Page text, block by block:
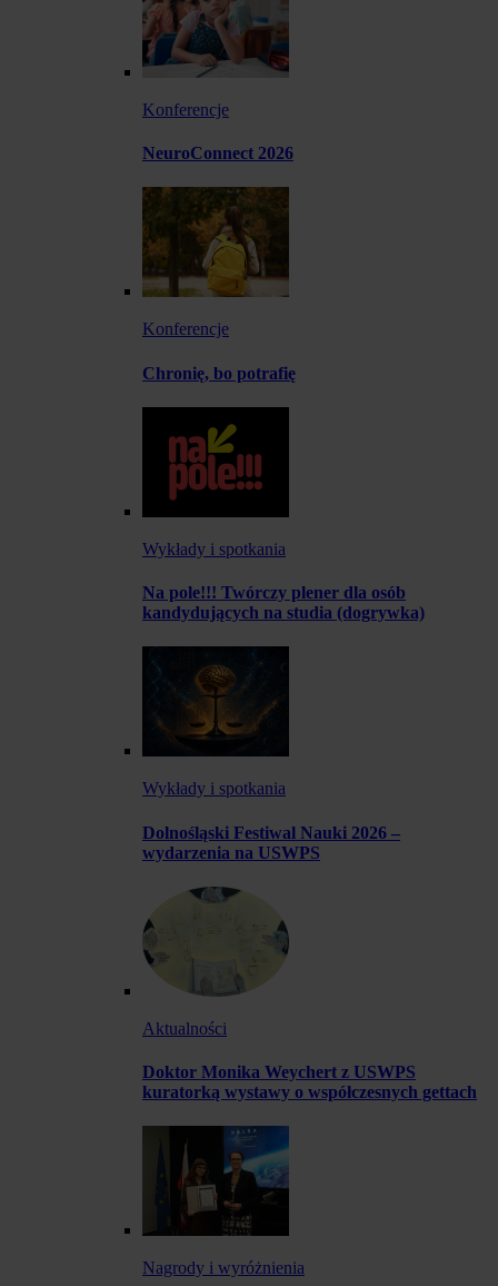
Konferencje
NeuroConnect 2026
Konferencje
Chronię, bo potrafię
Wykłady i spotkania
Na pole!!! Twórczy plener dla osób
kandydujących na studia (dogrywka)
Wykłady i spotkania
Dolnośląski Festiwal Nauki 2026 –
wydarzenia na USWPS
Aktualności
Doktor Monika Weychert z USWPS
kuratorką wystawy o współczesnych gettach
Nagrody i wyróżnienia